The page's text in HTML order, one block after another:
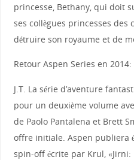
princesse, Bethany, qui doit
ses collègues princesses des
détruire son royaume et de
Retour Aspen Series en 2014:
J.T. La série d’aventure
pour un deuxième volume
de Paolo Pantalena et Brett
offre initiale. Aspen publiera
spin-off écrite par Krul, «Jirni: